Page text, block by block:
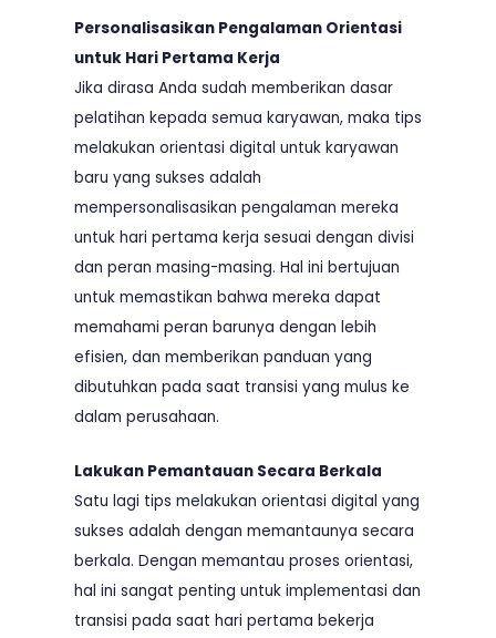
Personalisasikan Pengalaman Orientasi
untuk Hari Pertama Kerja
Jika dirasa Anda sudah memberikan dasar
pelatihan kepada semua karyawan, maka tips
melakukan orientasi digital untuk karyawan
baru yang sukses adalah
mempersonalisasikan pengalaman mereka
untuk hari pertama kerja sesuai dengan divisi
dan peran masing-masing. Hal ini bertujuan
untuk memastikan bahwa mereka dapat
memahami peran barunya dengan lebih
efisien, dan memberikan panduan yang
dibutuhkan pada saat transisi yang mulus ke
dalam perusahaan.
Lakukan Pemantauan Secara Berkala
Satu lagi tips melakukan orientasi digital yang
sukses adalah dengan memantaunya secara
berkala. Dengan memantau proses orientasi,
hal ini sangat penting untuk implementasi dan
transisi pada saat hari pertama bekerja